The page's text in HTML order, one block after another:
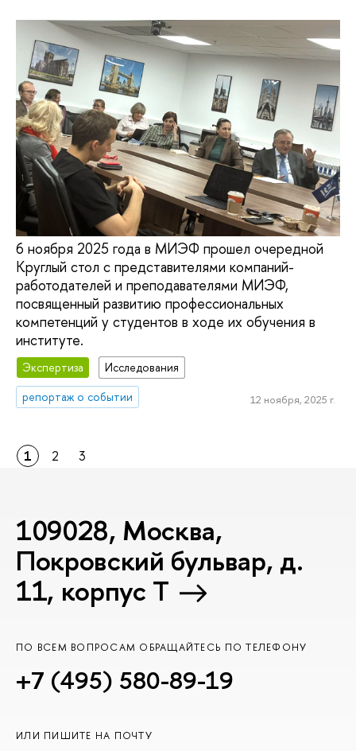
6 ноября 2025 года в МИЭФ прошел очередной
Круглый стол с представителями компаний-
работодателей и преподавателями МИЭФ,
посвященный развитию профессиональных
компетенций у студентов в ходе их обучения в
институте.
Экспертиза
Исследования
репортаж о событии
12 ноября, 2025 г.
1 2 3
109028, Москва,
Покровский бульвар, д.
11, корпус T
ПО ВСЕМ ВОПРОСАМ ОБРАЩАЙТЕСЬ ПО ТЕЛЕФОНУ
+7 (495) 580-89-19
ИЛИ ПИШИТЕ НА ПОЧТУ